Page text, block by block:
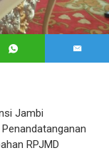
Jambi
RPJMD